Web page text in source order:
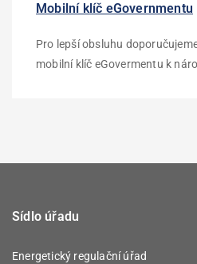
Mobilní klíč eGovernmentu
Pro lepší obsluhu
mobilní klíč eGovermentu k
Sídlo úřadu
Energetický regulační úřad